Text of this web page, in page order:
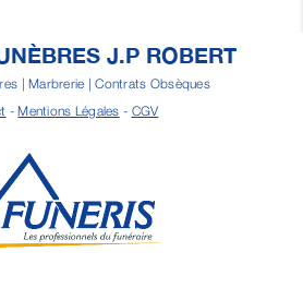
J.P ROBERT
| Marbrerie | Contrats Obsèques
-Mentions Légales - CGV